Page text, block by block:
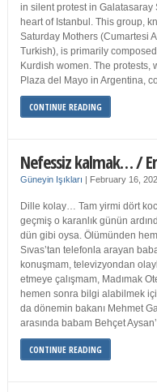
in silent protest in Galatasaray
heart of Istanbul. This group,
Saturday Mothers (Cumartesi
Turkish), is primarily
Kurdish women. The protests,
Plaza del Mayo in Argentina,
CONTINUE READING
Nefessiz kalmak… /
Güneyin Işıkları | February 16,
Dille kolay… Tam yirmi dört
geçmiş o karanlık günün
dün gibi oysa. Ölümünden
Sıvas’tan telefonla arayan
konuşmam, televizyondan
etmeye çalışmam, Madımak
hemen sonra bilgi alabilmek
da dönemin bakanı Mehmet
arasında babam Behçet
CONTINUE READING